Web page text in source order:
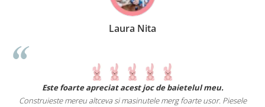
Laura Nita
Este foarte apreciat acest joc de baietelul meu.
Construieste mereu altceva si masinutele merg foarte usor. Piesele